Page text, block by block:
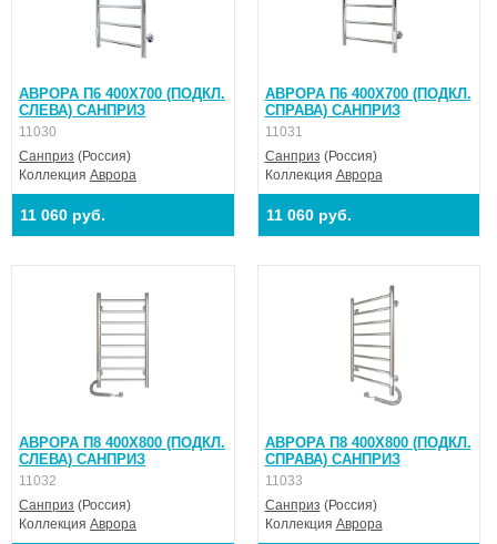
АВРОРА П6 400X700 (ПОДКЛ.
СЛЕВА) САНПРИЗ
11030
Санприз (Россия)
Коллекция Аврора
11 060 руб.
АВРОРА П6 400X700 (ПОДКЛ.
СПРАВА) САНПРИЗ
11031
Санприз (Россия)
Коллекция Аврора
11 060 руб.
АВРОРА П8 400X800 (ПОДКЛ.
СЛЕВА) САНПРИЗ
11032
Санприз (Россия)
Коллекция Аврора
АВРОРА П8 400X800 (ПОДКЛ.
СПРАВА) САНПРИЗ
11033
Санприз (Россия)
Коллекция Аврора